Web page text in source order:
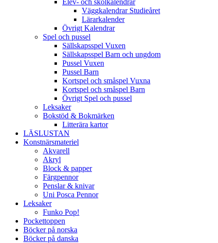
Elev- och skolkalendrar
Väggkalendrar Studieåret
Lärarkalender
Övrigt Kalendrar
Spel och pussel
Sällskapsspel Vuxen
Sällskapsspel Barn och ungdom
Pussel Vuxen
Pussel Barn
Kortspel och småspel Vuxna
Kortspel och småspel Barn
Övrigt Spel och pussel
Leksaker
Bokstöd & Bokmärken
Litterära kartor
LÄSLUSTAN
Konstnärsmateriel
Akvarell
Akryl
Block & papper
Färgpennor
Penslar & knivar
Uni Posca Pennor
Leksaker
Funko Pop!
Pockettoppen
Böcker på norska
Böcker på danska